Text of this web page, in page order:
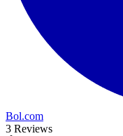
Bol.com
3 Reviews